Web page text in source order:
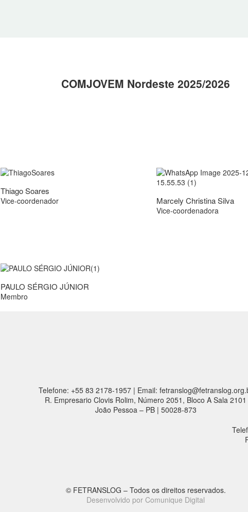
COMJOVEM Nordeste 2025/2026
Thiago Soares
Vice-coordenador Marcely Christina Silva
Vice-coordenadora
PAULO SÉRGIO JÚNIOR
Membro
Telefone: +55 83 2178-1957 | Email:
R. Empresario Clovis Rolim, Número 2051, Bloco A Sala 2101
João Pessoa – PB | 50028-873
© FETRANSLOG – Todos os direitos reservados.
Desenvolvido por Comunique Digital